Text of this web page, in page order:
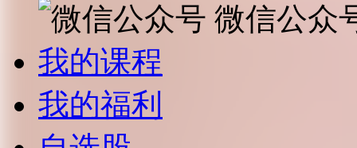
微信公众
我的课程
我的福利